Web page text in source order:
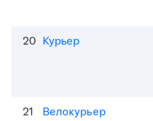
20 Курьер
21 Велокурьер